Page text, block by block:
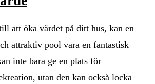
att öka värdet på ditt hus, kan en
attraktiv pool vara en fantastisk
inte bara ge en plats för
utan den kan också locka